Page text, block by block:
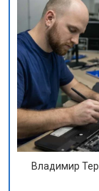
Владимир